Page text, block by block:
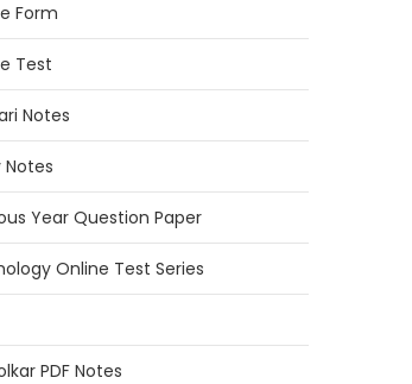
Form
Test
Notes
Notes
Year Question Paper
Online Test Series
PDF Notes